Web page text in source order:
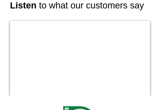
Listen to what our customers say